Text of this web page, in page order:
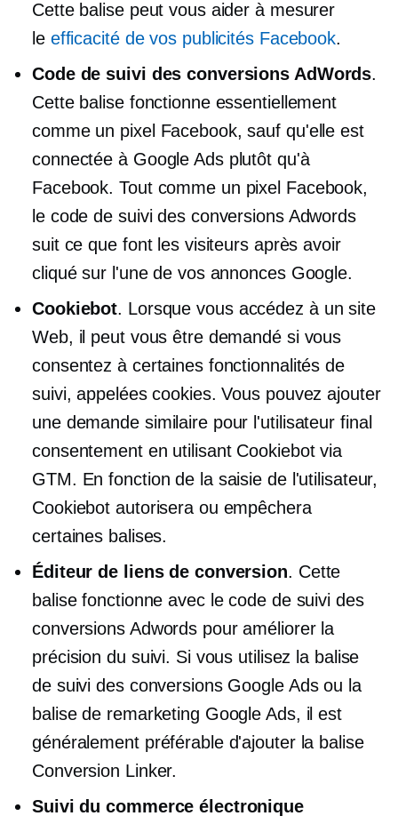
Cette balise peut vous aider à mesurer
le efficacité de vos publicités Facebook.
Code de suivi des conversions AdWords.
Cette balise fonctionne essentiellement
comme un pixel Facebook, sauf qu'elle est
connectée à Google Ads plutôt qu'à
Facebook. Tout comme un pixel Facebook,
le code de suivi des conversions Adwords
suit ce que font les visiteurs après avoir
cliqué sur l'une de vos annonces Google.
Cookiebot. Lorsque vous accédez à un site
Web, il peut vous être demandé si vous
consentez à certaines fonctionnalités de
suivi, appelées cookies. Vous pouvez ajouter
une demande similaire pour l'utilisateur final
consentement en utilisant Cookiebot via
GTM. En fonction de la saisie de l'utilisateur,
Cookiebot autorisera ou empêchera
certaines balises.
Éditeur de liens de conversion. Cette
balise fonctionne avec le code de suivi des
conversions Adwords pour améliorer la
précision du suivi. Si vous utilisez la balise
de suivi des conversions Google Ads ou la
balise de remarketing Google Ads, il est
généralement préférable d'ajouter la balise
Conversion Linker.
Suivi du commerce électronique